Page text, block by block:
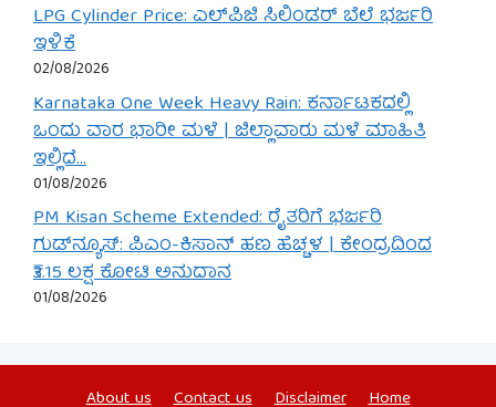
LPG Cylinder Price: ಎಲ್‌ಪಿಜಿ ಸಿಲಿಂಡರ್ ಬೆಲೆ ಭರ್ಜರಿ
ಇಳಿಕೆ
02/08/2026
Karnataka One Week Heavy Rain: ಕರ್ನಾಟಕದಲ್ಲಿ
ಒಂದು ವಾರ ಭಾರೀ ಮಳೆ | ಜಿಲ್ಲಾವಾರು ಮಳೆ ಮಾಹಿತಿ
ಇಲ್ಲಿದೆ…
01/08/2026
PM Kisan Scheme Extended: ರೈತರಿಗೆ ಭರ್ಜರಿ
ಗುಡ್‌ನ್ಯೂಸ್: ಪಿಎಂ-ಕಿಸಾನ್ ಹಣ ಹೆಚ್ಚಳ | ಕೇಂದ್ರದಿಂದ
₹3.15 ಲಕ್ಷ ಕೋಟಿ ಅನುದಾನ
01/08/2026
About us Contact us Disclaimer Home